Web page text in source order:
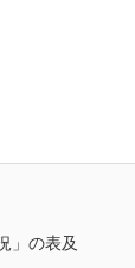
」の表及